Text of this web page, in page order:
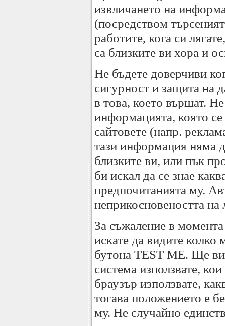
извличането на
(посредством
работите, кога си
са близките ви хора и
Не бъдете доверчиви
сигурност и защита на
в това, което вършат.
информацията, която
сайтовете (напр.
тази информация няма
близките ви, или пък
би искал да се знае
предпочитанията му.
неприкосновеността на
За съжаление в
искате да видите
бутона TEST ME. Ще
система използвате,
браузър използвате,
тогава положението е
му. Не случайно